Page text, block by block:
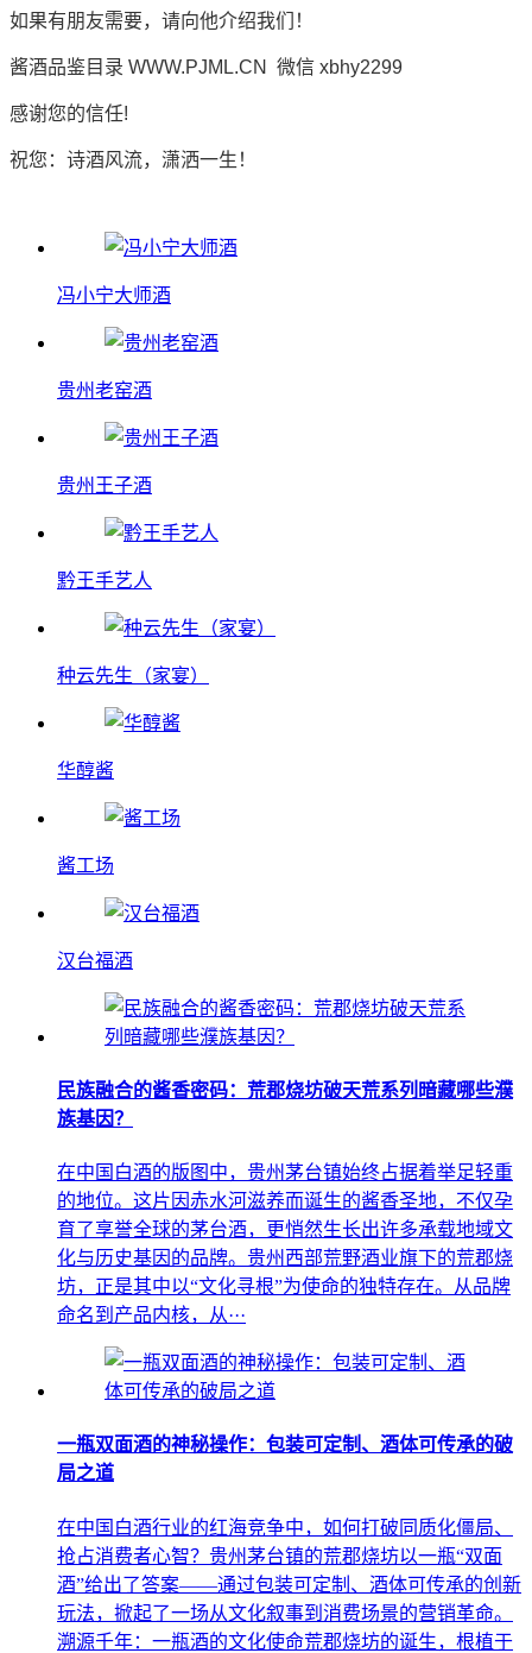
如果有朋友需要，请向他介绍我们！
酱酒品鉴目录 WWW.PJML.CN 微信 xbhy2299
感谢您的信任!
祝您：诗酒风流，潇洒一生！
冯小宁大师酒
贵州老窑酒
贵州王子酒
黔王手艺人
种云先生（家宴）
华醇酱
酱工场
汉台福酒
民族融合的酱香密码：荒郡烧坊破天荒系列暗藏哪些濮
族基因？
在中国白酒的版图中，贵州茅台镇始终占据着举足轻重
的地位。这片因赤水河滋养而诞生的酱香圣地，不仅孕
育了享誉全球的茅台酒，更悄然生长出许多承载地域文
化与历史基因的品牌。贵州西部荒野酒业旗下的荒郡烧
坊，正是其中以“文化寻根”为使命的独特存在。从品牌
命名到产品内核，从···
一瓶双面酒的神秘操作：包装可定制、酒体可传承的破
局之道
在中国白酒行业的红海竞争中，如何打破同质化僵局、
抢占消费者心智？贵州茅台镇的荒郡烧坊以一瓶“双面
酒”给出了答案——通过包装可定制、酒体可传承的创新
玩法，掀起了一场从文化叙事到消费场景的营销革命。
溯源千年：一瓶酒的文化使命荒郡烧坊的诞生，根植于